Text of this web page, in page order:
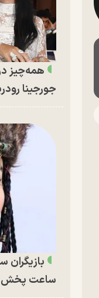
همه‌چیز
جورجینا
ساعت پخش و